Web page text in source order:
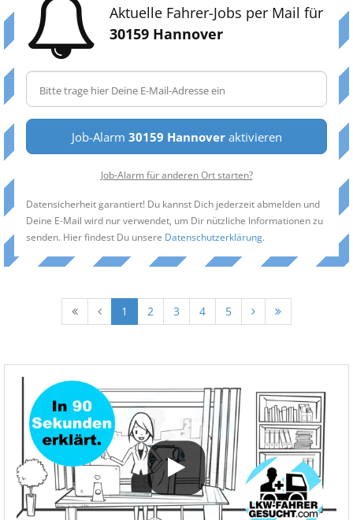
Aktuelle Fahrer-Jobs per Mail für
30159 Hannover
Job-Alarm 30159 Hannoveraktivieren
Job-Alarm für anderen Ort starten?
Datensicherheit garantiert! Du kannst Dich jederzeit abmelden und
Deine E-Mail wird nur verwendet, um Dir nützliche Informationen zu
senden. Hier findest Du unsere Datenschutzerklärung.
1 2 3 4 5